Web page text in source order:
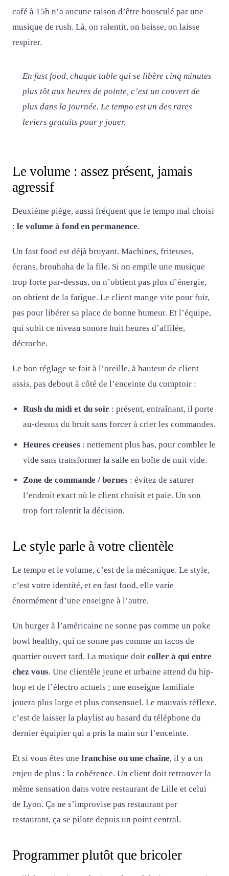
café à 15h n’a aucune raison d’être bousculé par une
musique de rush. Là, on ralentit, on baisse, on laisse
respirer.
En fast food, chaque table qui se libère cinq minutes
plus tôt aux heures de pointe, c’est un couvert de
plus dans la journée. Le tempo est un des rares
leviers gratuits pour y jouer.
Le volume : assez présent, jamais
agressif
Deuxième piège, aussi fréquent que le tempo mal choisi
: le volume à fond en permanence.
Un fast food est déjà bruyant. Machines, friteuses,
écrans, brouhaha de la file. Si on empile une musique
trop forte par-dessus, on n’obtient pas plus d’énergie,
on obtient de la fatigue. Le client mange vite pour fuir,
pas pour libérer sa place de bonne humeur. Et l’équipe,
qui subit ce niveau sonore huit heures d’affilée,
décroche.
Le bon réglage se fait à l’oreille, à hauteur de client
assis, pas debout à côté de l’enceinte du comptoir :
Rush du midi et du soir: présent, entraînant, il porte
au-dessus du bruit sans forcer à crier les commandes.
Heures creuses: nettement plus bas, pour combler le
vide sans transformer la salle en boîte de nuit vide.
Zone de commande / bornes: évitez de saturer
l’endroit exact où le client choisit et paie. Un son
trop fort ralentit la décision.
Le style parle à votre clientèle
Le tempo et le volume, c’est de la mécanique. Le style,
c’est votre identité, et en fast food, elle varie
énormément d’une enseigne à l’autre.
Un burger à l’américaine ne sonne pas comme un poke
bowl healthy, qui ne sonne pas comme un tacos de
quartier ouvert tard. La musique doit coller à qui entre
chez vous. Une clientèle jeune et urbaine attend du hip-
hop et de l’électro actuels ; une enseigne familiale
jouera plus large et plus consensuel. Le mauvais réflexe,
c’est de laisser la playlist au hasard du téléphone du
dernier équipier qui a pris la main sur l’enceinte.
Et si vous êtes une franchise ou une chaîne, il y a un
enjeu de plus : la cohérence. Un client doit retrouver la
même sensation dans votre restaurant de Lille et celui
de Lyon. Ça ne s’improvise pas restaurant par
restaurant, ça se pilote depuis un point central.
Programmer plutôt que bricoler